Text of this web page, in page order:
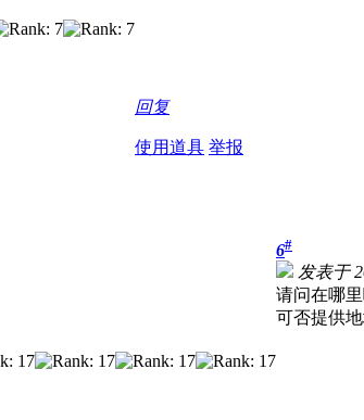
回复
使用道具 举报
6#
发表于
请问在哪里
可否提供